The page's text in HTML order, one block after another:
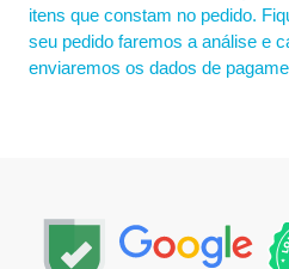
itens que constam no pedido.
seu pedido faremos a análise e
enviaremos os dados de